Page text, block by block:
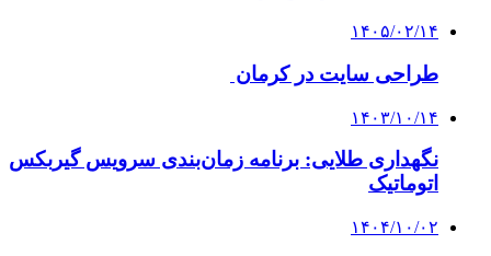
۱۴۰۵/۰۲/۱۴
طراحی سایت در کرمان
۱۴۰۳/۱۰/۱۴
نگهداری طلایی: برنامه زمان‌بندی سرویس گیربکس
اتوماتیک
۱۴۰۴/۱۰/۰۲